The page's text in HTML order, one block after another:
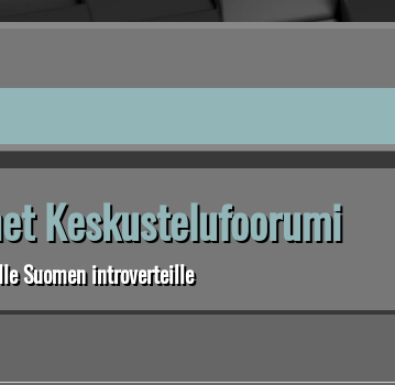
Keskustelufoorumi
Suomen introverteille